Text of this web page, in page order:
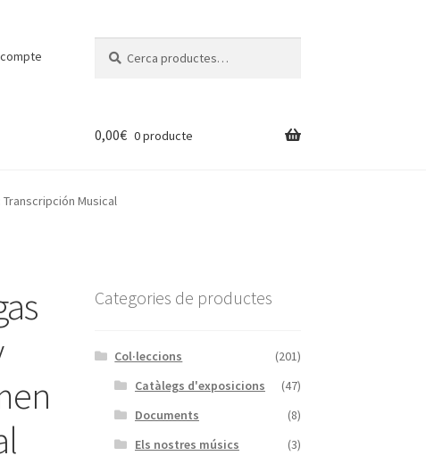
0,00€ 0 producte
Musical
Categories de productes
Col·leccions
(201)
Catàlegs d'exposicions
(47)
Documents
(8)
Els nostres músics
(3)